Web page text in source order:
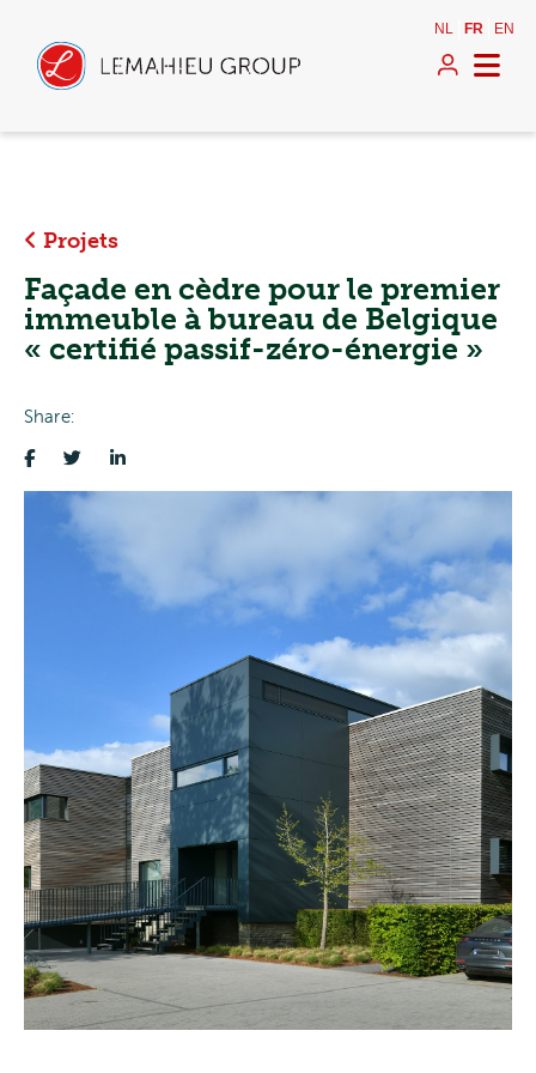
NL FR EN
Projets
Façade en cèdre pour le premier
immeuble à bureau de Belgique
« certifié passif-zéro-énergie »
Share: